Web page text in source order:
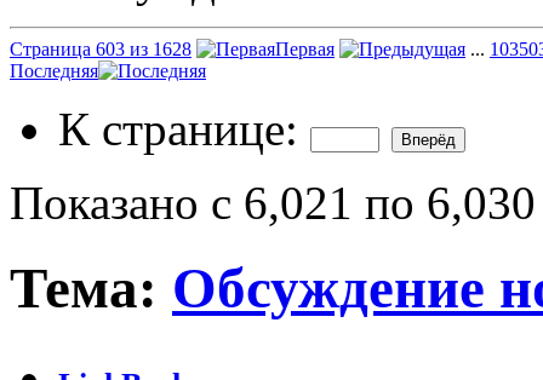
Страница 603 из 1628 Первая ... 103
Последняя
К странице:
Показано с 6,021 по
Тема: Обсуждение